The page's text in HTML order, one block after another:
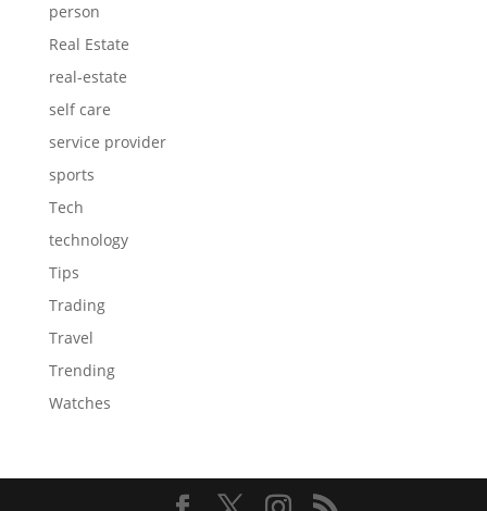
person
Real Estate
real-estate
self care
service provider
sports
Tech
technology
Tips
Trading
Travel
Trending
Watches